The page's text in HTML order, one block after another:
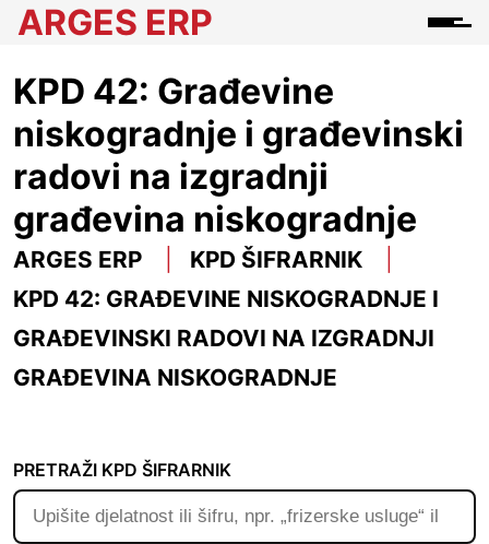
ARGES ERP
KPD 42: Građevine
niskogradnje i građevinski
radovi na izgradnji
građevina niskogradnje
ARGES ERP
KPD ŠIFRARNIK
KPD 42: GRAĐEVINE NISKOGRADNJE I
GRAĐEVINSKI RADOVI NA IZGRADNJI
GRAĐEVINA NISKOGRADNJE
PRETRAŽI KPD ŠIFRARNIK